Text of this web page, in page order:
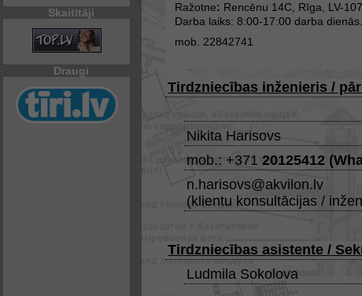
Skaitītāji
Draugi
Ražotne: Rencēnu 14C, Rīga, LV-
Darba laiks: 8:00-17:00 darba
mob. 22842741
Tirdzniecības inženieris /
Nikita Harisovs
mob.: +371 20125412 (
n.harisovs@akvilon.lv
(klientu konsultācijas /
Tirdzniecības asistente /
Ludmila Sokolova